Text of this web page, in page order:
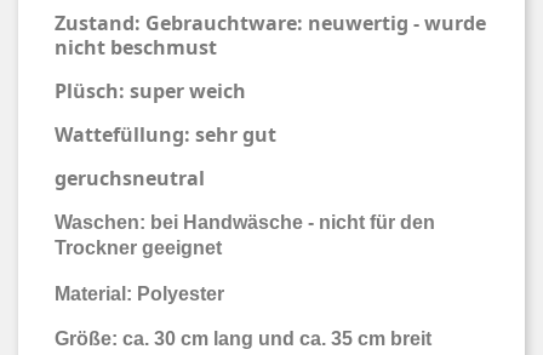
Zustand: Gebrauchtware: neuwertig - wurde
nicht beschmust
Plüsch: super weich
Wattefüllung: sehr gut
geruchsneutral
Waschen: bei Handwäsche - nicht für den
Trockner geeignet
Material: Polyester
Größe: ca. 30 cm lang und ca. 35 cm breit